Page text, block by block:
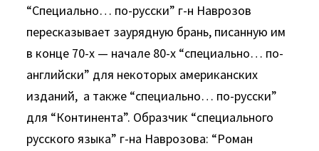
“Специально… по-русски” г-н Наврозов
пересказывает заурядную брань, писанную им
в конце 70-х — начале 80-х “специально… по-
английски” для некоторых американских
изданий, а также “специально… по-русски”
для “Континента”. Образчик “специального
русского языка” г-на Наврозова: “Роман